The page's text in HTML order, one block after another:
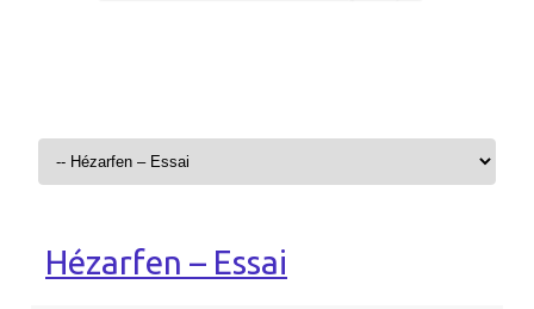
Aller au contenu
Hézarfen – Essai